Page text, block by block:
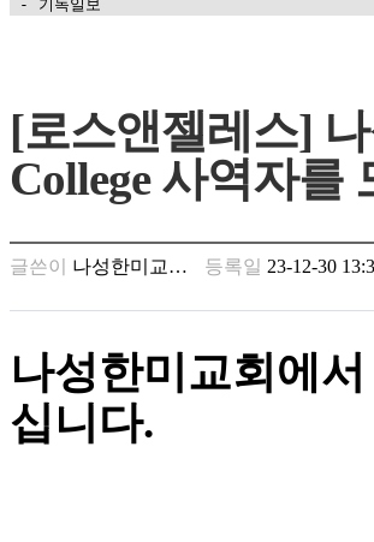
- 기독일보
남
찾
기
은
링
크
minky
합
[로스앤젤레스]
College 사역자를
글쓴이 나성한미교… 등록일 23-12-30
나성한미교회에
십니다.